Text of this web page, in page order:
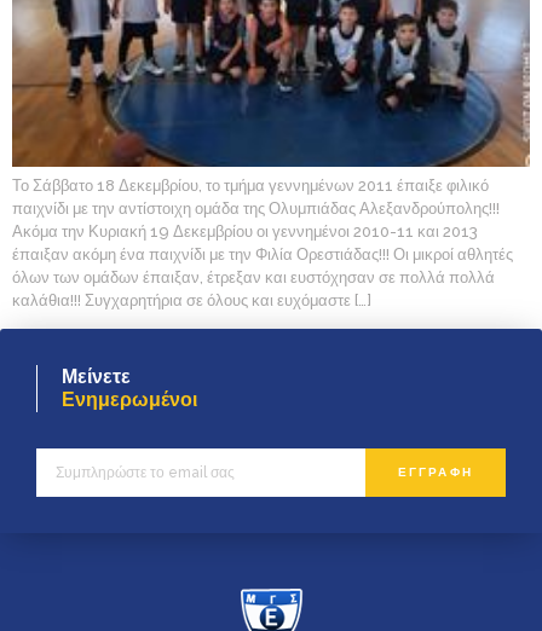
Το Σάββατο 18 Δεκεμβρίου, το τμήμα γεννημένων 2011 έπαιξε φιλικό
παιχνίδι με την αντίστοιχη ομάδα της Ολυμπιάδας Αλεξανδρούπολης!!!
Ακόμα την Κυριακή 19 Δεκεμβρίου οι γεννημένοι 2010-11 και 2013
έπαιξαν ακόμη ένα παιχνίδι με την Φιλία Ορεστιάδας!!! Οι μικροί αθλητές
όλων των ομάδων έπαιξαν, έτρεξαν και ευστόχησαν σε πολλά πολλά
καλάθια!!! Συγχαρητήρια σε όλους και ευχόμαστε […]
Μείνετε
Ενημερωμένοι
ΕΓΓΡΑΦΗ